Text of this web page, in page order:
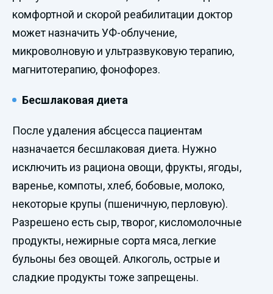
комфортной и скорой реабилитации доктор
может назначить УФ-облучение,
микроволновую и ультразвуковую терапию,
магнитотерапию, фонофорез.
Бесшлаковая диета
После удаления абсцесса пациентам
назначается бесшлаковая диета. Нужно
исключить из рациона овощи, фрукты, ягоды,
варенье, компоты, хлеб, бобовые, молоко,
некоторые крупы (пшеничную, перловую).
Разрешено есть сыр, творог, кисломолочные
продукты, нежирные сорта мяса, легкие
бульоны без овощей. Алкоголь, острые и
сладкие продукты тоже запрещены.